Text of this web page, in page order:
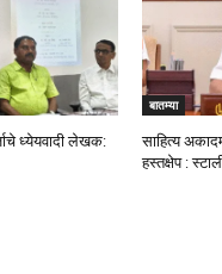
ध्येयवादी लेखक:
बातम्या
साहित्य
हस्तक्षेप :